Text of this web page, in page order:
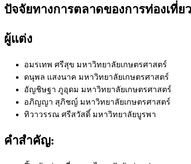
ปัจจัยทางการตลาดของการท่องเที่
ผู้แต่ง
อมรเทพ ศรีสุข มหาวิทยาลัยเกษตรศาสตร์
ดนุพล แสงนาค มหาวิทยาลัยเกษตรศาสตร์
อัญชิษฐา ภูอุดม มหาวิทยาลัยเกษตรศาสตร์
อภิญญา สุภิชญ์ มหาวิทยาลัยเกษตรศาสตร์
ทิวาวรรณ ศรีสวัสดิ์ มหาวิทยาลัยบูรพา
คำสำคัญ: